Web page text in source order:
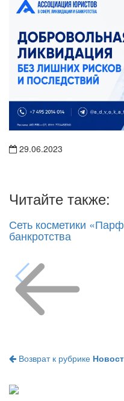
29.06.2023
Читайте также:
Сеть косметики
банкротства
Возврат к рубрике